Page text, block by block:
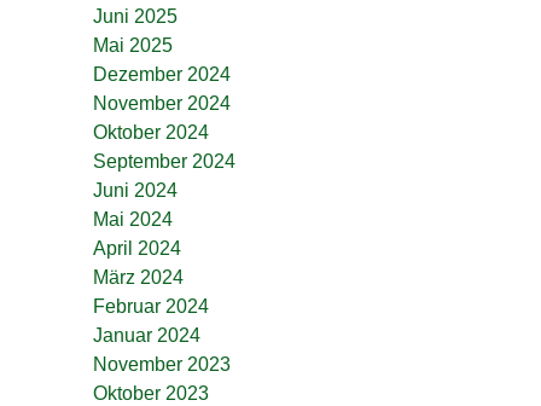
Juni 2025
Mai 2025
Dezember 2024
November 2024
Oktober 2024
September 2024
Juni 2024
Mai 2024
April 2024
März 2024
Februar 2024
Januar 2024
November 2023
Oktober 2023